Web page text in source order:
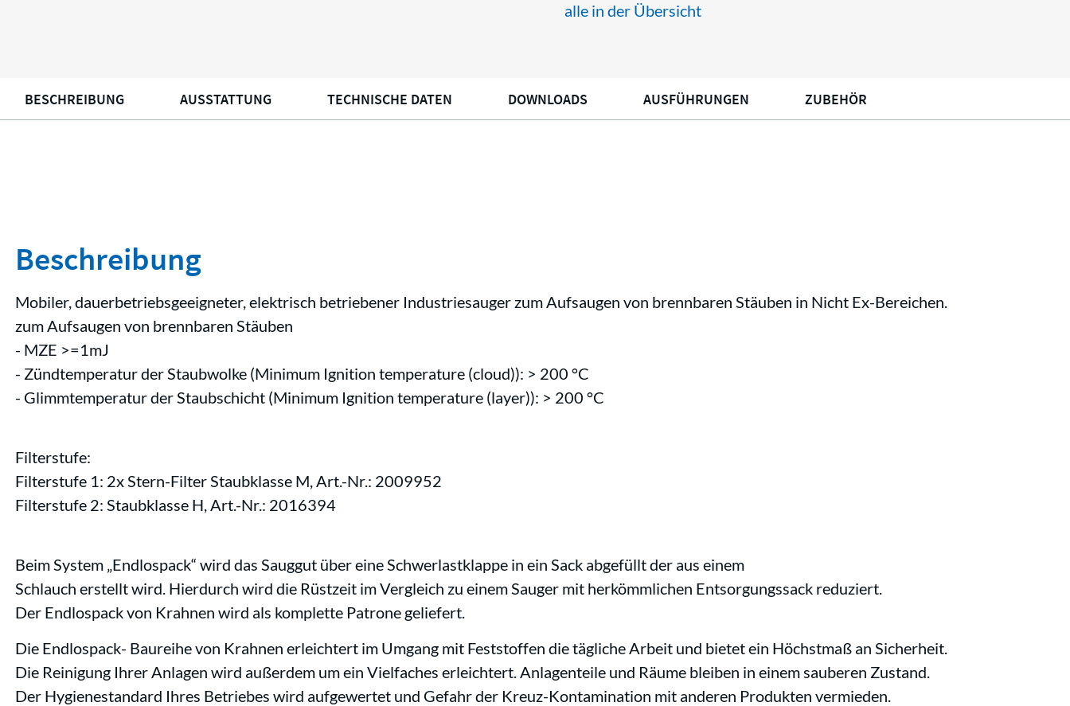
alle in der Übersicht
BESCHREIBUNG AUSSTATTUNG TECHNISCHE DATEN DOWNLOADS AUSFÜHRUNGEN ZUBEHÖR
Beschreibung
Mobiler, dauerbetriebsgeeigneter, elektrisch betriebener Industriesauger zum Aufsaugen von brennbaren Stäuben in Nicht Ex-Bereichen.
zum Aufsaugen von brennbaren Stäuben
- MZE >=1mJ
- Zündtemperatur der Staubwolke (Minimum Ignition temperature (cloud)): > 200 °C
- Glimmtemperatur der Staubschicht (Minimum Ignition temperature (layer)): > 200 °C
Filterstufe:
Filterstufe 1: 2x Stern-Filter Staubklasse M, Art.-Nr.: 2009952
Filterstufe 2: Staubklasse H, Art.-Nr.: 2016394
Beim System „Endlospack“ wird das Sauggut über eine Schwerlastklappe in ein Sack abgefüllt der aus einem
Schlauch erstellt wird. Hierdurch wird die Rüstzeit im Vergleich zu einem Sauger mit herkömmlichen Entsorgungssack reduziert.
Der Endlospack von Krahnen wird als komplette Patrone geliefert.
Die Endlospack- Baureihe von Krahnen erleichtert im Umgang mit Feststoffen die tägliche Arbeit und bietet ein Höchstmaß an Sicherheit.
Die Reinigung Ihrer Anlagen wird außerdem um ein Vielfaches erleichtert. Anlagenteile und Räume bleiben in einem sauberen Zustand.
Der Hygienestandard Ihres Betriebes wird aufgewertet und Gefahr der Kreuz-Kontamination mit anderen Produkten vermieden.